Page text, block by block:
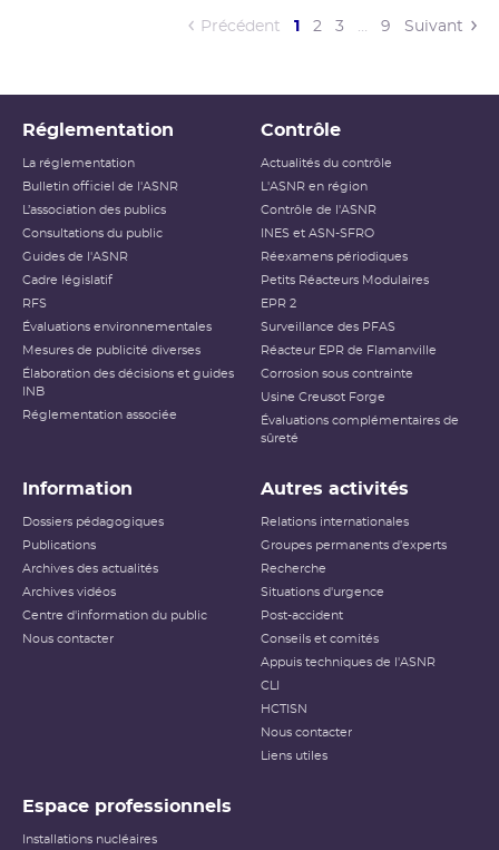
Précédent 1 (current)
2 3 … 9 Suivant
Réglementation
La réglementation
Bulletin officiel de l'ASNR
L’association des publics
Consultations du public
Guides de l'ASNR
Cadre législatif
RFS
Évaluations environnementales
Mesures de publicité diverses
Élaboration des décisions et guides
INB
Réglementation associée
Contrôle
Actualités du contrôle
L'ASNR en région
Contrôle de l'ASNR
INES et ASN-SFRO
Réexamens périodiques
Petits Réacteurs Modulaires
EPR 2
Surveillance des PFAS
Réacteur EPR de Flamanville
Corrosion sous contrainte
Usine Creusot Forge
Évaluations complémentaires de
sûreté
Information
Dossiers pédagogiques
Publications
Archives des actualités
Archives vidéos
Centre d'information du public
Nous contacter
Autres activités
Relations internationales
Groupes permanents d'experts
Recherche
Situations d'urgence
Post-accident
Conseils et comités
Appuis techniques de l'ASNR
CLI
HCTISN
Nous contacter
Liens utiles
Espace professionnels
Installations nucléaires